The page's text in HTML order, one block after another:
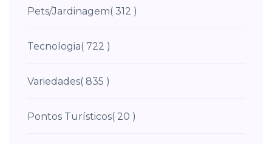
Pets/Jardinagem( 312 )
Tecnologia( 722 )
Variedades( 835 )
Pontos Turísticos( 20 )